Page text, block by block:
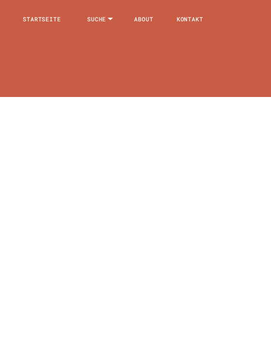
STARTSEITE SUCHE ABOUT KONTAKT